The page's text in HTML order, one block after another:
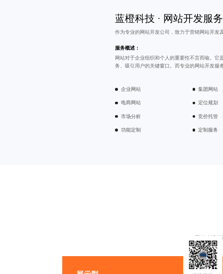
蓝橙科技 · 网站开发服
作为专业的网站开发公司 ，致力于营销网站开发
服务概述：
网站对于企业组织和个人的重要性不言而喻。它
务、吸引用户的关键窗口。而专业的网站开发服
企业网站 集团网站
电商网站 定位规划
市场分析 竞价托管
功能定制 定制服务
网站建设